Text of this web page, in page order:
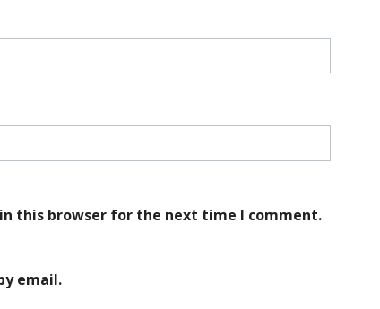
this browser for the next time I comment.
email.